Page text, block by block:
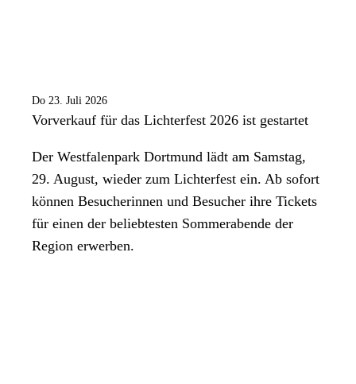
Do 23. Juli 2026
Vorverkauf für das Lichterfest 2026 ist gestartet
Der Westfalenpark Dortmund lädt am Samstag,
29. August, wieder zum Lichterfest ein. Ab sofort
können Besucherinnen und Besucher ihre Tickets
für einen der beliebtesten Sommerabende der
Region erwerben.